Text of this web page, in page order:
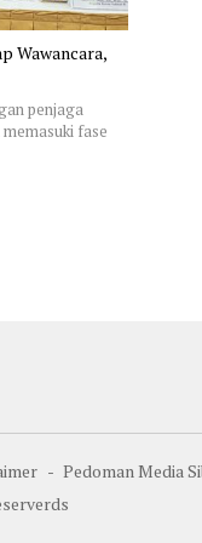
Wawancara,
penjaga
fase
Pedoman Media